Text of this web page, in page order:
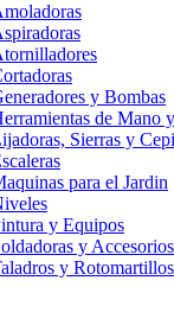
y Bombas
de Mano
Sierras y
para el Jardin
y Equipos
y Accesorios
y Rotomartillos